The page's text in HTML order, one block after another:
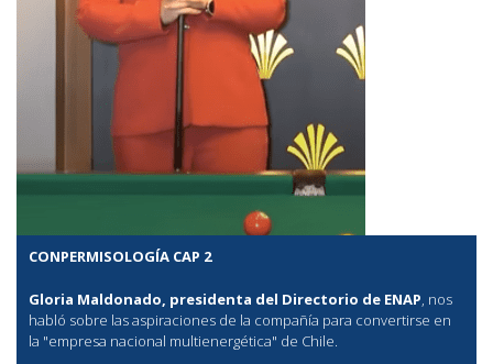
CONPERMISOLOGÍA CAP 2
Gloria Maldonado, presidenta del Directorio de ENAP, nos
habló sobre las aspiraciones de la compañía para convertirse en
la "empresa nacional multienergética" de Chile.